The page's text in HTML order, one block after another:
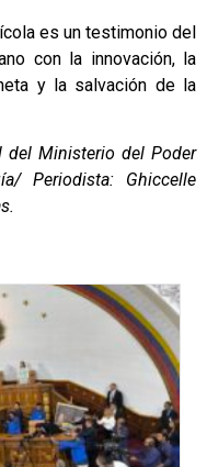
es un testimonio del
con la innovación, la
y la salvación de la
del Ministerio del Poder
Periodista: Ghiccelle